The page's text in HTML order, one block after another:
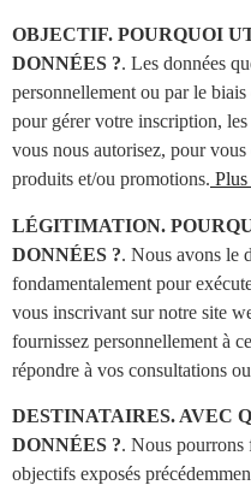
OBJECTIF. POURQUOI
DONNÉES ?. Les données
personnellement ou par le
pour gérer votre inscription,
vous nous autorisez, pour
produits et/ou promotions.
LÉGITIMATION.
DONNÉES ?. Nous avons le
fondamentalement pour
vous inscrivant sur notre site
fournissez personnellement à
répondre à vos consultations
DESTINATAIRES. AVEC
DONNÉES ?. Nous pourrons
objectifs exposés